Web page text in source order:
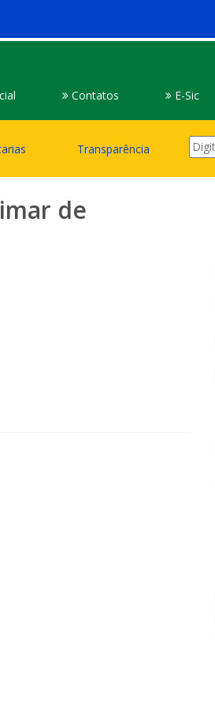
Contatos E-Sic
Transparência
de